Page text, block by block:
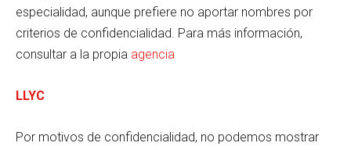
especialidad, aunque prefiere no aportar nombres por
criterios de confidencialidad. Para más información,
consultar a la propia agencia
LLYC
Por motivos de confidencialidad, no podemos mostrar